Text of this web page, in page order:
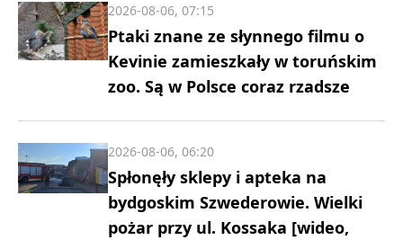
Ptaki znane ze słynnego filmu o
Kevinie zamieszkały w toruńskim
zoo. Są w Polsce coraz rzadsze
2026-08-06, 07:15
Spłonęły sklepy i apteka na
bydgoskim Szwederowie. Wielki
pożar przy ul. Kossaka [wideo,
2026-08-06, 06:20